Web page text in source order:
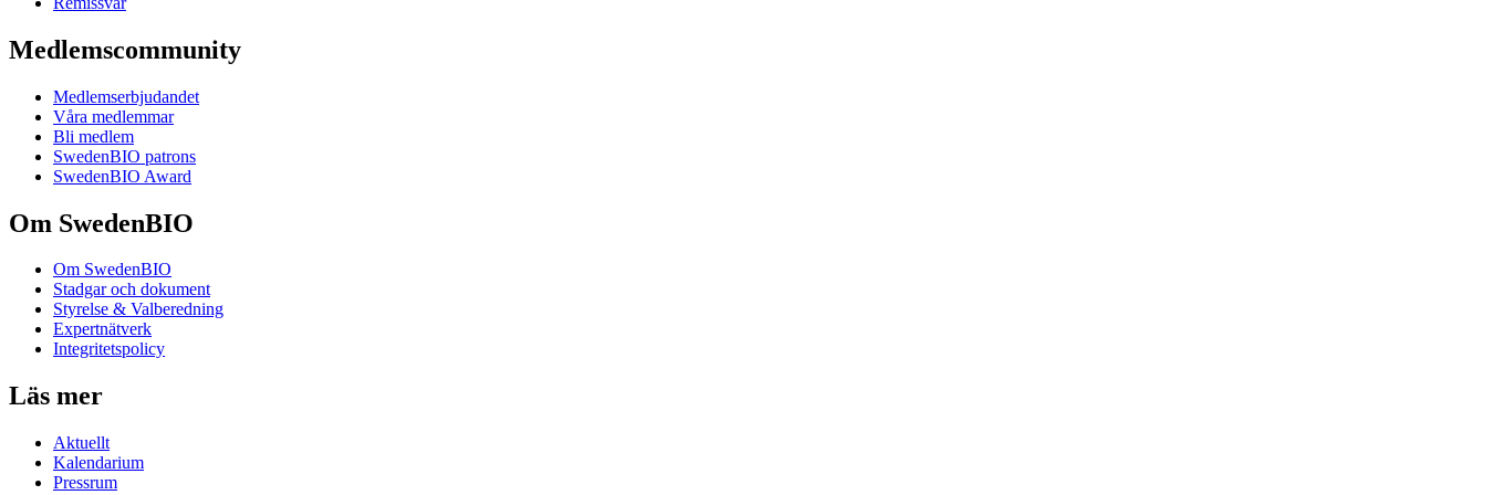
Medlemscommunity
Medlemserbjudandet
Våra medlemmar
Bli medlem
SwedenBIO patrons
SwedenBIO Award
Om SwedenBIO
Om SwedenBIO
Stadgar och dokument
Styrelse & Valberedning
Expertnätverk
Integritetspolicy
Läs mer
Aktuellt
Kalendarium
Pressrum